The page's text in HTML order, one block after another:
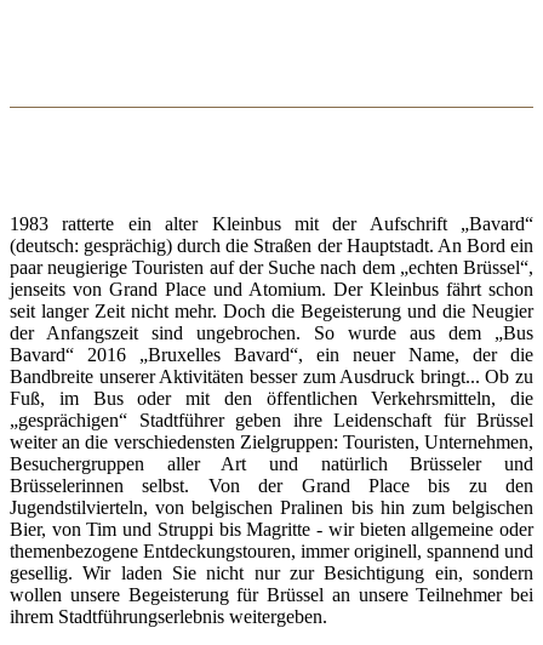
1983 ratterte ein alter Kleinbus mit der Aufschrift „Bavard“
(deutsch: gesprächig) durch die Straßen der Hauptstadt. An Bord ein
paar neugierige Touristen auf der Suche nach dem „echten Brüssel“,
jenseits von Grand Place und Atomium. Der Kleinbus fährt schon
seit langer Zeit nicht mehr. Doch die Begeisterung und die Neugier
der Anfangszeit sind ungebrochen. So wurde aus dem „Bus
Bavard“ 2016 „Bruxelles Bavard“, ein neuer Name, der die
Bandbreite unserer Aktivitäten besser zum Ausdruck bringt... Ob zu
Fuß, im Bus oder mit den öffentlichen Verkehrsmitteln, die
„gesprächigen“ Stadtführer geben ihre Leidenschaft für Brüssel
weiter an die verschiedensten Zielgruppen: Touristen, Unternehmen,
Besuchergruppen aller Art und natürlich Brüsseler und
Brüsselerinnen selbst. Von der Grand Place bis zu den
Jugendstilvierteln, von belgischen Pralinen bis hin zum belgischen
Bier, von Tim und Struppi bis Magritte - wir bieten allgemeine oder
themenbezogene Entdeckungstouren, immer originell, spannend und
gesellig. Wir laden Sie nicht nur zur Besichtigung ein, sondern
wollen unsere Begeisterung für Brüssel an unsere Teilnehmer bei
ihrem Stadtführungserlebnis weitergeben.